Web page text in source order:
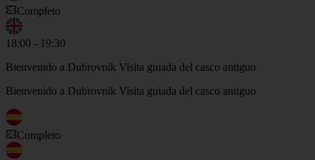
Completo
18:00 - 19:30
Bienvenido a Dubrovnik Visita guiada del casco antiguo
Bienvenido a Dubrovnik Visita guiada del casco antiguo
Completo